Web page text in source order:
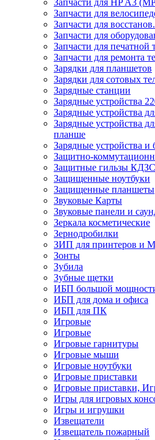
Запчасти для
Запчасти для
Запчасти для
Запчасти для печатной
Запчасти для ремонта
Зарядки для планшетов
Зарядки для сотовых
Зарядные станции
Зарядные устройства
Зарядные устройства
Зарядные устройства
планше
Зарядные устройства и
Защитно-
Защитные гильзы КДЗС
Защищенные ноутбуки
Защищенные планшеты
Звуковые Карты
Звуковые панели и
Зеркала косметические
Зернодробилки
ЗИП для принтеров и
Зонты
Зубила
Зубные щетки
ИБП большой
ИБП для дома и офиса
ИБП для ПК
Игровые
Игровые
Игровые гарнитуры
Игровые мыши
Игровые ноутбуки
Игровые приставки
Игровые приставки,
Игры для игровых
Игры и игрушки
Извещатели
Извещатель пожарный